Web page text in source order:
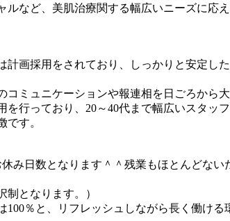
など、美肌治療関する幅広いニーズに応
画採用をされており、しっかりと安定し
ミュニケーションや報連相を日ごろから
行っており、20～40代まで幅広いスタッ
す。
み日数となります＾＾残業もほとんどな
制となります。）
％と、リフレッシュしながら長く働ける